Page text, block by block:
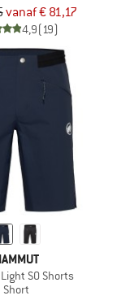
vanaf € 81,17
4,9(19)
SO Shorts
Short